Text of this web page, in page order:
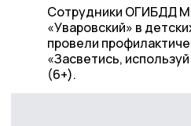
Сотрудники ОГИБДД
«Уваровский» в
провели
«Засветись,
(6+).